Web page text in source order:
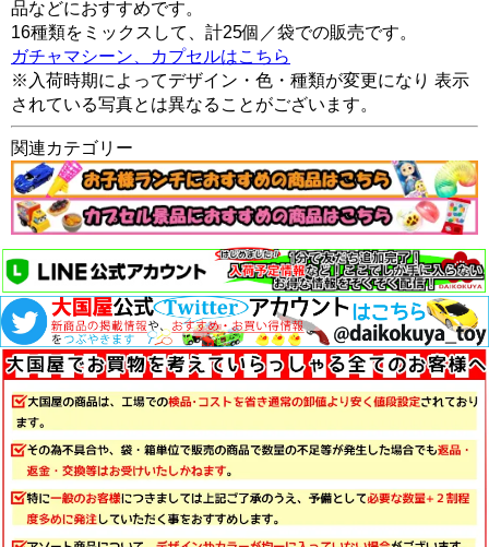
品などにおすすめです。
16種類をミックスして、計25個／袋での販売です。
ガチャマシーン、カプセルはこちら
※入荷時期によってデザイン・色・種類が変更になり 表示
されている写真とは異なることがございます。
関連カテゴリー